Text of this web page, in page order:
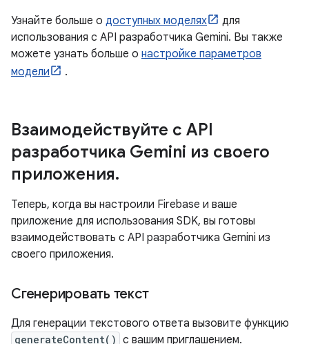
Узнайте больше о доступных моделях
для
использования с API разработчика Gemini. Вы также
можете узнать больше о настройке параметров
модели
.
Взаимодействуйте с API
разработчика Gemini из своего
приложения.
Теперь, когда вы настроили Firebase и ваше
приложение для использования SDK, вы готовы
взаимодействовать с API разработчика Gemini из
своего приложения.
Сгенерировать текст
Для генерации текстового ответа вызовите функцию
generateContent() с вашим приглашением.